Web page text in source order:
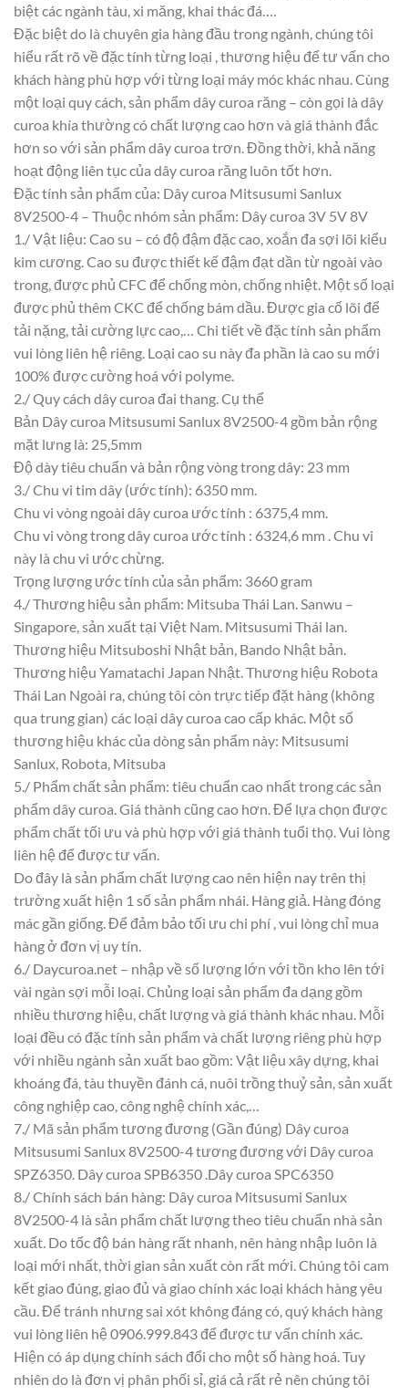
biệt các ngành tàu, xi măng, khai thác đá….
Đặc biệt do là chuyên gia hàng đầu trong ngành, chúng tôi
hiểu rất rõ về đặc tính từng loại , thương hiệu để tư vấn cho
khách hàng phù hợp với từng loại máy móc khác nhau. Cùng
một loại quy cách, sản phẩm dây curoa răng – còn gọi là dây
curoa khía thường có chất lượng cao hơn và giá thành đắc
hơn so với sản phẩm dây curoa trơn. Đồng thời, khả năng
hoạt động liên tục của dây curoa răng luôn tốt hơn.
Đặc tính sản phẩm của: Dây curoa Mitsusumi Sanlux
8V2500-4 – Thuộc nhóm sản phẩm: Dây curoa 3V 5V 8V
1./ Vật liệu: Cao su – có độ đậm đặc cao, xoắn đa sợi lõi kiểu
kim cương. Cao su được thiết kế đậm đạt dần từ ngoài vào
trong, được phủ CFC để chống mòn, chống nhiệt. Một số loại
được phủ thêm CKC để chống bám dầu. Được gia cố lõi để
tải nặng, tải cường lực cao,… Chi tiết về đặc tính sản phẩm
vui lòng liên hệ riêng. Loại cao su này đa phần là cao su mới
100% được cường hoá với polyme.
2./ Quy cách dây curoa đai thang. Cụ thể
Bản Dây curoa Mitsusumi Sanlux 8V2500-4 gồm bản rộng
mặt lưng là: 25,5mm
Độ dày tiêu chuẩn và bản rộng vòng trong dây: 23 mm
3./ Chu vi tim dây (ước tính): 6350 mm.
Chu vi vòng ngoài dây curoa ước tính : 6375,4 mm.
Chu vi vòng trong dây curoa ước tính : 6324,6 mm . Chu vi
này là chu vi ước chừng.
Trọng lượng ước tính của sản phẩm: 3660 gram
4./ Thương hiệu sản phẩm: Mitsuba Thái Lan. Sanwu –
Singapore, sản xuất tại Việt Nam. Mitsusumi Thái lan.
Thương hiệu Mitsuboshi Nhật bản, Bando Nhật bản.
Thương hiệu Yamatachi Japan Nhật. Thương hiệu Robota
Thái Lan Ngoài ra, chúng tôi còn trực tiếp đặt hàng (không
qua trung gian) các loại dây curoa cao cấp khác. Một số
thương hiệu khác của dòng sản phẩm này: Mitsusumi
Sanlux, Robota, Mitsuba
5./ Phẩm chất sản phẩm: tiêu chuẩn cao nhất trong các sản
phẩm dây curoa. Giá thành cũng cao hơn. Để lựa chọn được
phẩm chất tối ưu và phù hợp với giá thành tuổi thọ. Vui lòng
liên hệ để được tư vấn.
Do đây là sản phẩm chất lượng cao nên hiện nay trên thị
trường xuất hiện 1 số sản phẩm nhái. Hàng giả. Hàng đóng
mác gần giống. Để đảm bảo tối ưu chi phí , vui lòng chỉ mua
hàng ở đơn vị uy tín.
6./ Daycuroa.net – nhập về số lượng lớn với tồn kho lên tới
vài ngàn sợi mỗi loại. Chủng loại sản phẩm đa dạng gồm
nhiều thương hiệu, chất lượng và giá thành khác nhau. Mỗi
loại đều có đặc tính sản phẩm và chất lượng riêng phù hợp
với nhiều ngành sản xuất bao gồm: Vật liệu xây dựng, khai
khoáng đá, tàu thuyền đánh cá, nuôi trồng thuỷ sản, sản xuất
công nghiệp cao, công nghệ chính xác,…
7./ Mã sản phẩm tương đương (Gần đúng) Dây curoa
Mitsusumi Sanlux 8V2500-4 tương đương với Dây curoa
SPZ6350. Dây curoa SPB6350 .Dây curoa SPC6350
8./ Chính sách bán hàng: Dây curoa Mitsusumi Sanlux
8V2500-4 là sản phẩm chất lượng theo tiêu chuẩn nhà sản
xuất. Do tốc độ bán hàng rất nhanh, nên hàng nhập luôn là
loại mới nhất, thời gian sản xuất còn rất mới. Chúng tôi cam
kết giao đúng, giao đủ và giao chính xác loại khách hàng yêu
cầu. Để tránh nhưng sai xót không đáng có, quý khách hàng
vui lòng liên hệ 0906.999.843 để được tư vấn chính xác.
Hiện có áp dụng chính sách đổi cho một số hàng hoá. Tuy
nhiên do là đơn vị phân phối sỉ, giá cả rất rẻ nên chúng tôi